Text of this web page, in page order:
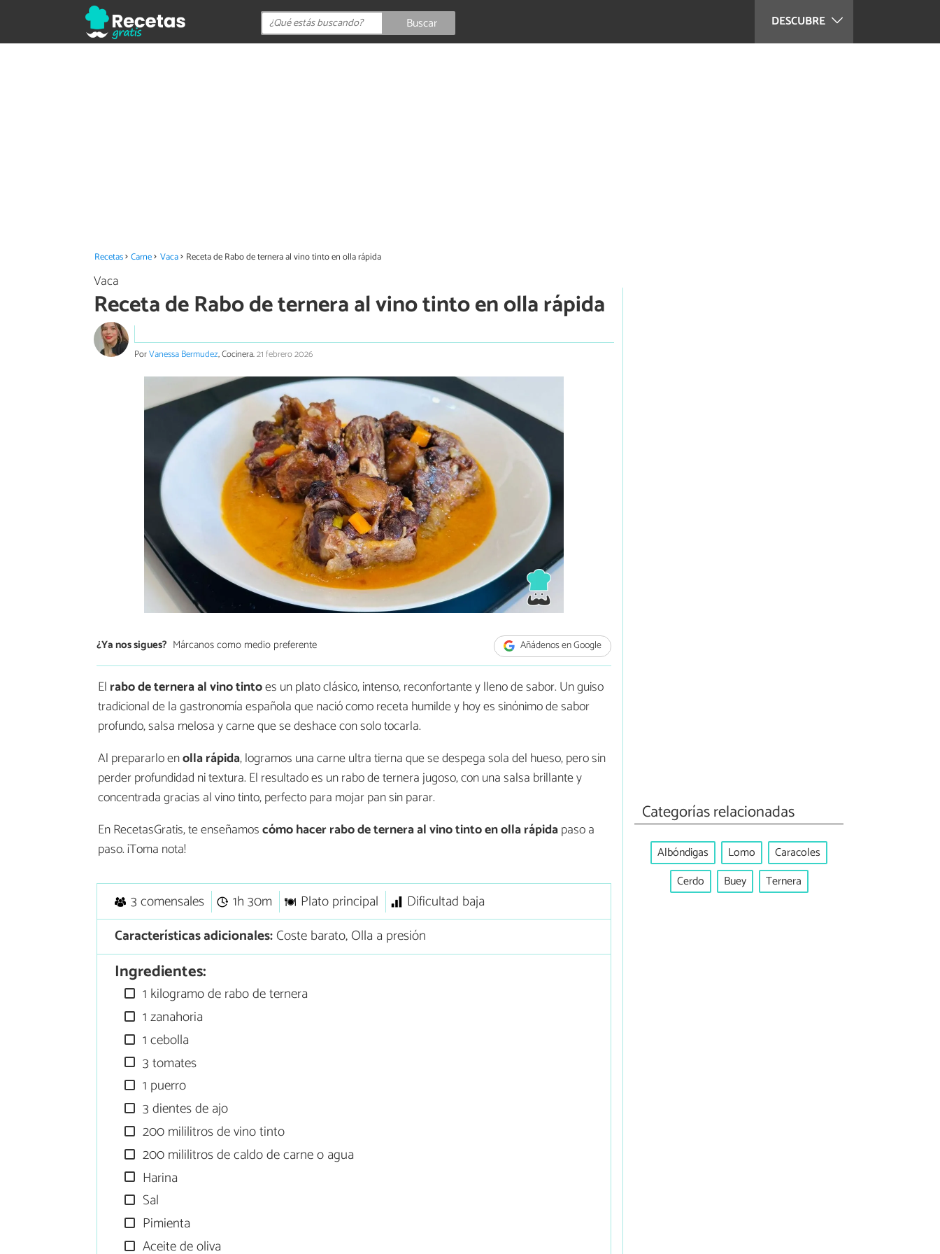
DESCUBRE
Buscar
Recetas Carne Vaca Receta de Rabo de ternera al vino tinto en olla rápida
Vaca
Receta de Rabo de ternera al vino tinto en olla rápida
PorVanessa Bermudez, Cocinera.21 febrero 2026
¿Ya nos sigues? Márcanos como medio preferente Añádenos en Google
El rabo de ternera al vino tintoes un plato clásico, intenso, reconfortante y lleno de sabor. Un guiso
tradicional de la gastronomía española que nació como receta humilde y hoy es sinónimo de sabor
profundo, salsa melosa y carne que se deshace con solo tocarla.
Al prepararlo enolla rápida, logramos una carne ultra tierna que se despega sola del hueso, pero sin
perder profundidad ni textura. El resultado es un rabo de ternera jugoso, con una salsa brillante y
concentrada gracias al vino tinto, perfecto para mojar pan sin parar.
En RecetasGratis, te enseñamoscómo hacer rabo de ternera al vino tinto en olla rápidapaso a
paso. ¡Toma nota!
3 comensales 1h 30m Plato principal
Dificultad baja
Características adicionales:Coste barato, Olla a presión
Ingredientes:
1 kilogramo de rabo de ternera
1 zanahoria
1 cebolla
3 tomates
1 puerro
3 dientes de ajo
200 mililitros de vino tinto
200 mililitros de caldo de carne o agua
Harina
Sal
Pimienta
Aceite de oliva
Categorías relacionadas
Albóndigas Lomo
Caracoles
Cerdo
Buey Ternera